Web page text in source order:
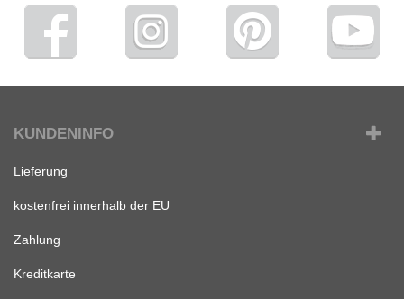
KUNDENINFO
Lieferung
kostenfrei innerhalb der EU
Zahlung
Kreditkarte